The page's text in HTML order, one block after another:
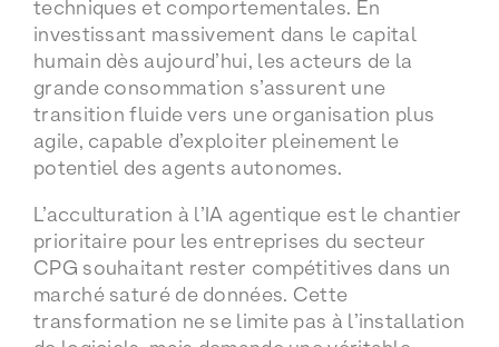
techniques et comportementales. En
investissant massivement dans le capital
humain dès aujourd’hui, les acteurs de la
grande consommation s’assurent une
transition fluide vers une organisation plus
agile, capable d’exploiter pleinement le
potentiel des agents autonomes.
L’acculturation à l’IA agentique est le chantier
prioritaire pour les entreprises du secteur
CPG souhaitant rester compétitives dans un
marché saturé de données. Cette
transformation ne se limite pas à l’installation